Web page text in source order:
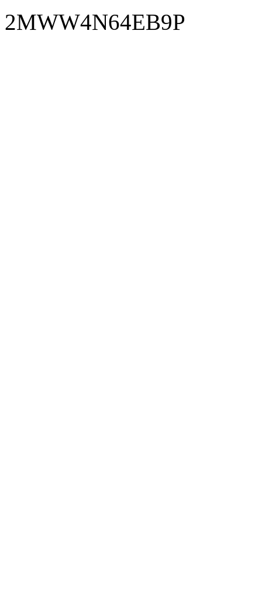
2MWW4N64EB9P